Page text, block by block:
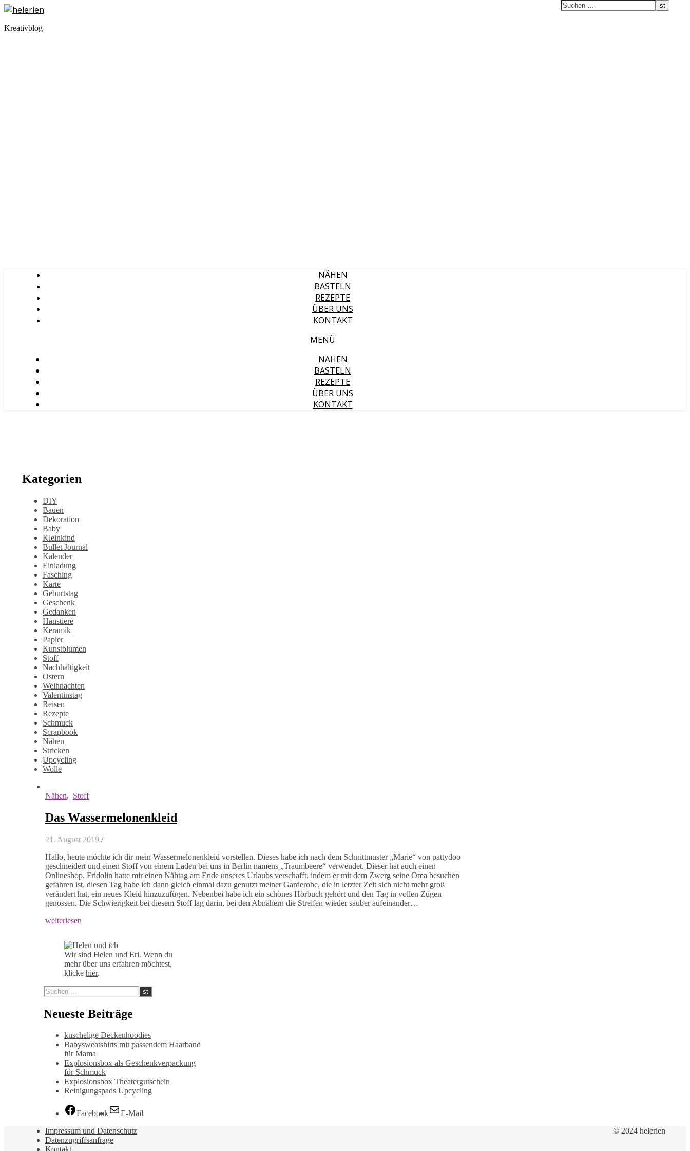
Kreativblog
NÄHEN
BASTELN
REZEPTE
ÜBER UNS
KONTAKT
MENÜ
NÄHEN
BASTELN
REZEPTE
ÜBER UNS
KONTAKT
Kategorien
DIY
Bauen
Dekoration
Baby
Kleinkind
Bullet Journal
Kalender
Einladung
Fasching
Karte
Geburtstag
Geschenk
Gedanken
Haustiere
Keramik
Papier
Kunstblumen
Stoff
Nachhaltigkeit
Ostern
Weihnachten
Valentinstag
Reisen
Rezepte
Schmuck
Scrapbook
Nähen
Stricken
Upcycling
Wolle
Nähen, Stoff
Das Wassermelonenkleid
21. August 2019 /
Hallo, heute möchte ich dir mein Wassermelonenkleid vorstellen. Dieses habe ich nach dem Schnittmuster „Marie“ von pattydoo
geschneidert und einen Stoff von einem Laden bei uns in Berlin namens „Traumbeere“ verwendet. Dieser hat auch einen
Onlineshop. Fridolin hatte mir einen Nähtag am Ende unseres Urlaubs verschafft, indem er mit dem Zwerg seine Oma besuchen
gefahren ist, diesen Tag habe ich dann gleich einmal dazu genutzt meiner Garderobe, die in letzter Zeit sich nicht mehr groß
verändert hat, ein neues Kleid hinzuzufügen. Nebenbei habe ich ein schönes Hörbuch gehört und den Tag in vollen Zügen
genossen. Die Schwierigkeit bei diesem Stoff lag darin, bei den Abnähern die Streifen wieder sauber aufeinander…
weiterlesen
Wir sind Helen und Eri. Wenn du
mehr über uns erfahren möchtest,
klicke hier.
Neueste Beiträge
kuschelige Deckenhoodies
Babysweatshirts mit passendem Haarband
für Mama
Explosionsbox als Geschenkverpackung
für Schmuck
Explosionsbox Theatergutschein
Reinigungspads Upcycling
Facebook
E-Mail
© 2024 helerien
Impressum und Datenschutz
Datenzugriffsanfrage